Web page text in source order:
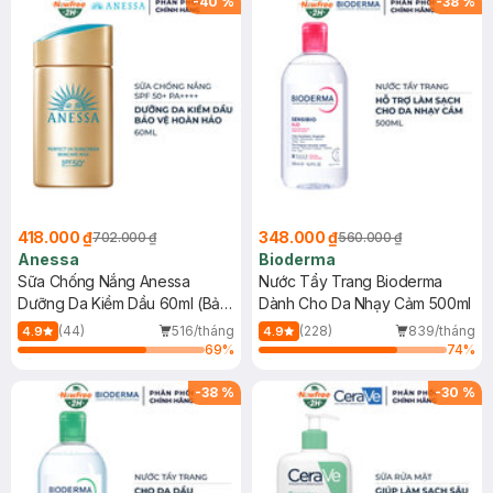
418.000 ₫702.000 ₫
Anessa
Sữa Chống Nắng Anessa
Dưỡng Da Kiềm Dầu 60ml (Bản
Mới)
4.9 (44)
516/tháng
69%
348.000 ₫560.000 ₫
Bioderma
Nước Tẩy Trang Bioderma
Dành Cho Da Nhạy Cảm 500ml
4.9 (228)
839/tháng
74%
-38 % -30 %